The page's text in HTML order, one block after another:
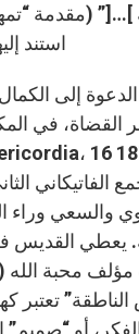
(مقدمة
استند
إلى
في
والسعي وراء
يعطي
الناطقة”
أو “صميم”